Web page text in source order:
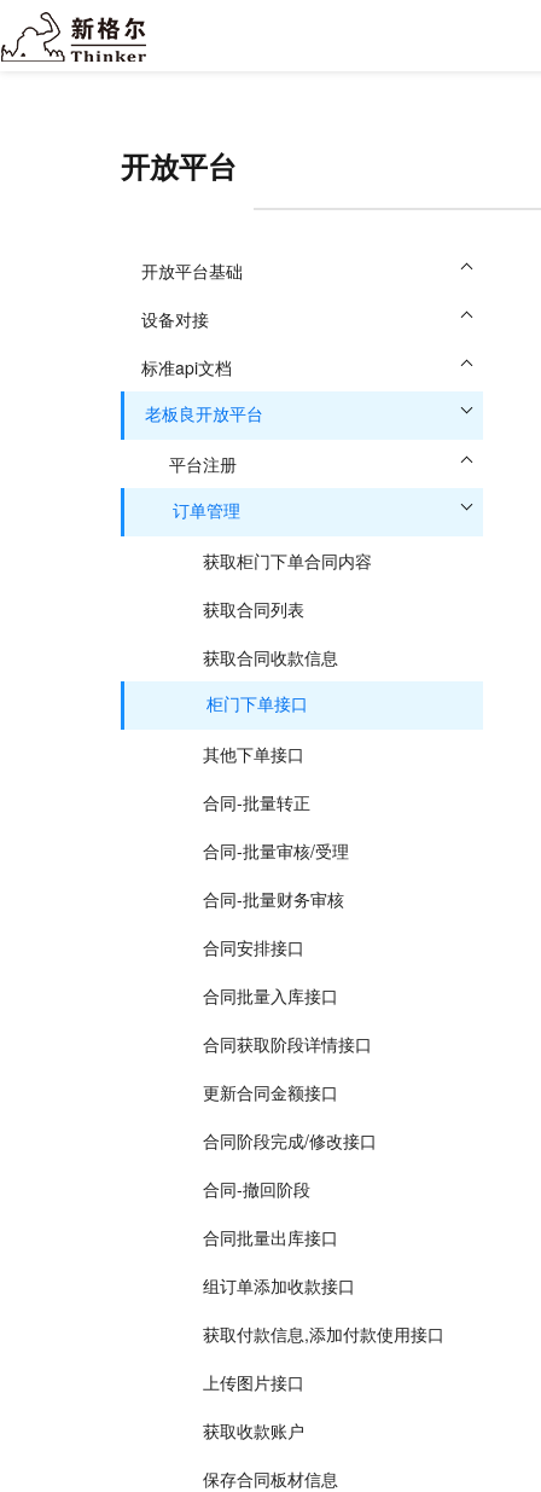
开放平台
开放平台基础
设备对接
标准api文档
老板良开放平台
平台注册
订单管理
获取柜门下单合同内容
获取合同列表
获取合同收款信息
柜门下单接口
其他下单接口
合同-批量转正
合同-批量审核/受理
合同-批量财务审核
合同安排接口
合同批量入库接口
合同获取阶段详情接口
更新合同金额接口
合同阶段完成/修改接口
合同-撤回阶段
合同批量出库接口
组订单添加收款接口
获取付款信息,添加付款使用接口
上传图片接口
获取收款账户
保存合同板材信息